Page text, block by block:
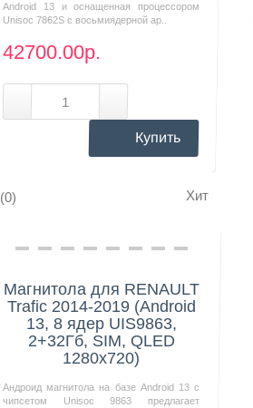
Android 13 и оснащенная процессором
Unisoc 7862S с восьмиядерной ар..
42700.00р.
Купить
(0) Хит
Нашли дешевле?
Магнитола для RENAULT
Trafic 2014-2019 (Android
13, 8 ядер UIS9863,
2+32Гб, SIM, QLED
1280x720)
Андроид магнитола на базе Android 13 с
чипсетом Unisoc 9863 предлагает